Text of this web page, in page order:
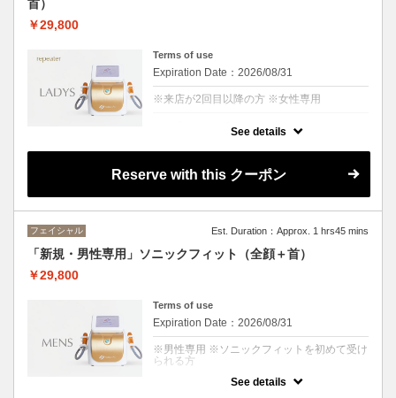
【所要時間：105分（カウンセリング含
む）】
首）
￥29,800
Terms of use
Expiration Date：2026/08/31
※来店が2回目以降の方 ※女性専用
Fit（ソニックフィット）」によるフェイシャ
ルコース！
効果の高さと痛みやダウンタイムがないこと
です。
し、温熱刺激を与えることで細胞を活性化さ
せ、乱れたターンオーバーを整え、
コラーゲン生成を促進し、肌の引き締め、ハ
【所要時間：90分（カウンセリング含む）】
See details
Reserve with this クーポン
フェイシャル Est. Duration：Approx. 1 hrs45 mins
「新規・男性専用」ソニックフィット（全顔＋首）
￥29,800
Terms of use
Expiration Date：2026/08/31
※男性専用 ※ソニックフィットを初めて受け
られる方
See details